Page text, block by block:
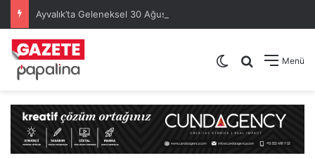
Menü
Arama yap
Dış görünümü